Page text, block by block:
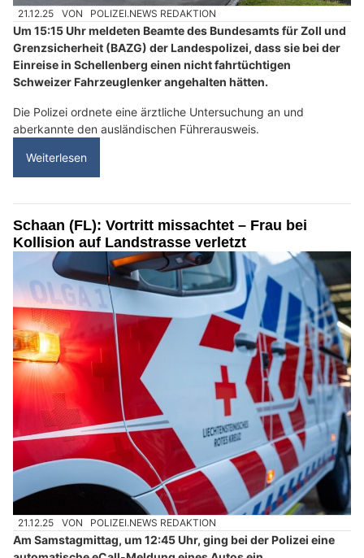
21.12.25 VON POLIZEI.NEWS REDAKTION
Um 15:15 Uhr meldeten Beamte des Bundesamts für Zoll und
Grenzsicherheit (BAZG) der Landespolizei, dass sie bei der
Einreise in Schellenberg einen nicht fahrtüchtigen
Schweizer Fahrzeuglenker angehalten hätten.
Die Polizei ordnete eine ärztliche Untersuchung an und
aberkannte den ausländischen Führerausweis.
Weiterlesen
Schaan (FL): Vortritt missachtet – Frau bei
Kollision auf Landstrasse verletzt
21.12.25 VON POLIZEI.NEWS REDAKTION
Am Samstagmittag, um 12:45 Uhr, ging bei der Polizei eine